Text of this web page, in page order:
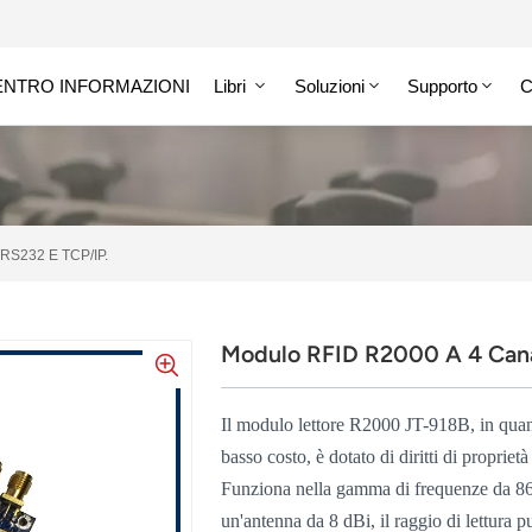
INFORMAZIONI Libri Soluzioni Supporto
E TCP/IP.
Modulo RFID R2000 A 4
Il modulo lettore R2000 JT-918B, in
basso costo, è dotato di diritti di
Funziona nella gamma di frequenze da
un'antenna da 8 dBi, il raggio di lettura